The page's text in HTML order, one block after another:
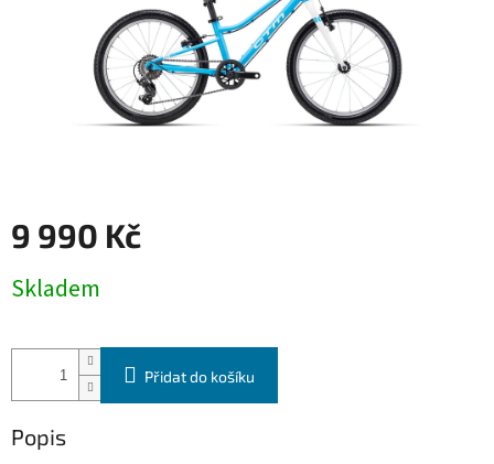
9 990 Kč
cena:
Skladem
Přidat do košíku
Popis